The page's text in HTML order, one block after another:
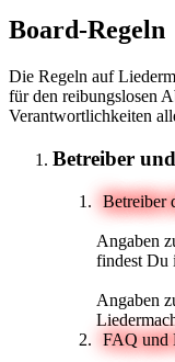
Board-Regeln
Die Regeln auf
für den reibungslosen
Verantwortlichkeiten
Betreiber
Betreiber
Angaben
findest Du
Angaben
FAQ und